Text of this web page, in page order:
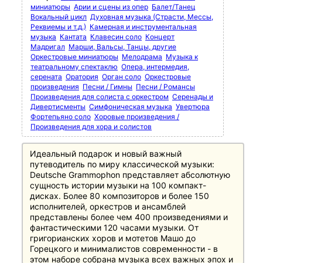
миниатюры Арии и сцены из опер Балет/Танец
Вокальный цикл Духовная музыка (Страсти, Мессы,
Реквиемы и т.д.) Камерная и инструментальная
музыка Кантата Клавесин соло Концерт
Мадригал Марши, Вальсы, Танцы, другие
Оркестровые миниатюры Мелодрама Музыка к
театральному спектаклю Опера, интермедия,
серената Оратория Орган соло Оркестровые
произведения Песни / Гимны Песни / Романсы
Произведения для солиста с оркестром Серенады и
Дивертисменты Симфоническая музыка Увертюра
Фортепьяно соло Хоровые произведения /
Произведения для хора и солистов
Идеальный подарок и новый важный
путеводитель по миру классической музыки:
Deutsche Grammophon представляет абсолютную
сущность истории музыки на 100 компакт-
дисках. Более 80 композиторов и более 150
исполнителей, оркестров и ансамблей
представлены более чем 400 произведениями и
фантастическими 120 часами музыки. От
григорианских хоров и мотетов Машо до
Горецкого и минималистов современности - в
этом наборе собрана музыка всех важных эпох и